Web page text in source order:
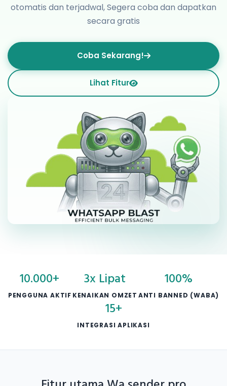
otomatis dan terjadwal, Segera coba dan dapatkan
secara gratis
Coba Sekarang!
Lihat Fitur
10.000+
PENGGUNA AKTIF
3x Lipat
KENAIKAN OMZET
100%
ANTI BANNED (WABA)
15+
INTEGRASI APLIKASI